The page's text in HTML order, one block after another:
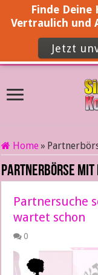
Home »
Partnerbörse mit
Partnersuche
wartet schon
0
Finde Deine
Vertraulich und
Jetzt